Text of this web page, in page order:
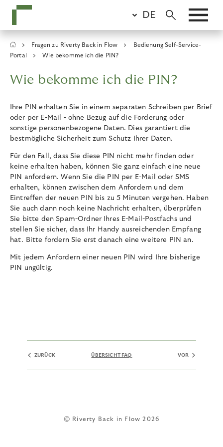
main
DE
Breadcrumb
Fragen zu Riverty Back in Flow
Bedienung Self-Service-
Portal
Wie bekomme ich die PIN?
Wie bekomme ich die PIN?
Ihre PIN erhalten Sie in einem separaten Schreiben per Brief
oder per E-Mail - ohne Bezug auf die Forderung oder
sonstige personenbezogene Daten. Dies garantiert die
bestmögliche Sicherheit zum Schutz Ihrer Daten.
Für den Fall, dass Sie diese PIN nicht mehr finden oder
keine erhalten haben, können Sie ganz einfach eine neue
PIN anfordern. Wenn Sie die PIN per E-Mail oder SMS
erhalten, können zwischen dem Anfordern und dem
Eintreffen der neuen PIN bis zu 5 Minuten vergehen. Haben
Sie auch dann noch keine Nachricht erhalten, überprüfen
Sie bitte den Spam-Ordner Ihres E-Mail-Postfachs und
stellen Sie sicher, dass Ihr Handy ausreichenden Empfang
hat. Bitte fordern Sie erst danach eine weitere PIN an.
Mit jedem Anfordern einer neuen PIN wird Ihre bisherige
PIN ungültig.
ZURÜCK ÜBERSICHT FAQ VOR
© Riverty Back in Flow 2026